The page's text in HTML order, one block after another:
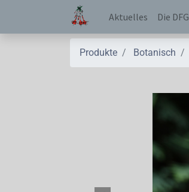
Aktuelles Die DFG
Produkte Botanisch